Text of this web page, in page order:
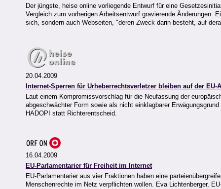
Der jüngste, heise online vorliegende Entwurf für eine
Vergleich zum vorherigen Arbeitsentwurf gravierende Änderungen.
sich, sondern auch Webseiten, "deren Zweck darin besteht, auf
20.04.2009
Internet-Sperren für Urheberrechtsverletzer bleiben auf der EU-
Laut einem Kompromissvorschlag für die Neufassung der
abgeschwächter Form sowie als nicht einklagbarer
HADOPI statt Richterentscheid.
16.04.2009
EU-Parlamentarier für Freiheit im Internet
EU-Parlamentarier aus vier Fraktionen haben eine
Menschenrechte im Netz verpflichten wollen. Eva Lichtenberger,